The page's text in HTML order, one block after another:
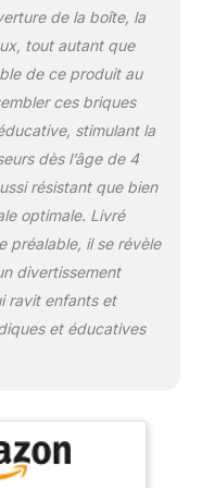
nettoyer le
écuries. Ce
construction
également livré
qui donnent
une base
construite
et les
Des instructions
l'image
qu'il n'y a pas
lors de la
même pour
qui
à lire. Un
garçons à
4 ans. La voiture
de la boîte, la
tout autant que
de ce produit au
ces briques
stimulant la
dès l’âge de 4
résistant que bien
optimale. Livré
préalable, il se révèle
divertissement
ravit enfants et
et éducatives